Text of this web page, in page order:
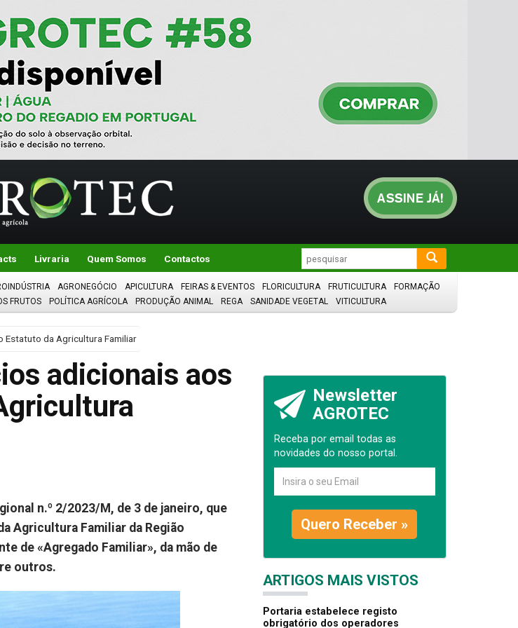
Livraria Quem Somos Contactos
AGRONEGÓCIO APICULTURA FEIRAS & EVENTOS FLORICULTURA FRUTICULTURA
FORMAÇÃO
FRUTOS POLÍTICA AGRÍCOLA PRODUÇÃO ANIMAL REGA SANIDADE VEGETAL VITICULTURA
Estatuto da Agricultura Familiar
adicionais aos
n.º 2/2023/M, de 3 de janeiro, que
Agricultura Familiar da Região
de «Agregado Familiar», da mão de
outros.
Newsletter
AGROTEC
Receba por email todas as
novidades do nosso portal.
Quero Receber »
ARTIGOS MAIS VISTOS
Portaria estabelece registo
obrigatório dos operadores